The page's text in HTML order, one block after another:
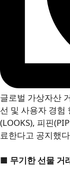
글로벌 가상자산
선 및 사용자 경험
(LOOKS), 피핀
료한다고 공지했
■ 무기한 선물 거